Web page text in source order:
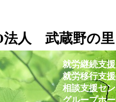
人 武蔵野の里
就労継続支
援事業所・・・
センター武
プホームむ